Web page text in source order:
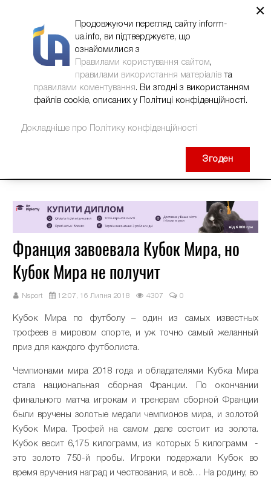
Франция завоевала Кубок Мира, но
Кубок Мира не получит
Nsport 12:07, 16 Липня 2018 4307 0
Кубок Мира по футболу – один из самых известных
трофеев в мировом спорте, и уж точно самый желанный
приз для каждого футболиста.
Чемпионами мира 2018 года и обладателями Кубка Мира
стала национальная сборная Франции. По окончании
финального матча игрокам и тренерам сборной Франции
были вручены золотые медали чемпионов мира, и золотой
Кубок Мира. Трофей на самом деле состоит из золота.
Кубок весит 6,175 килограмм, из которых 5 килограмм -
это золото 750-й пробы. Игроки подержали Кубок во
время вручения наград и чествования, и всё… На родину, во
×
Продовжуючи перегляд сайту inform-
ua.info, ви підтверджуєте, що
ознайомилися з
Правилами користування сайтом,
правилами використання матеріалів та
правилами коментування. Ви згодні з використанням
файлів cookie, описаних у Політиці конфіденційності.
Докладніше про Політику конфіденційності
Згоден